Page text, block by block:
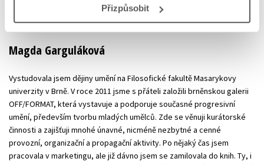
Přizpůsobit
Magda Garguláková
Vystudovala jsem dějiny umění na Filosofické fakultě Masarykovy
univerzity v Brně. V roce 2011 jsme s přáteli založili brněnskou galerii
OFF/FORMAT, která vystavuje a podporuje současné progresivní
umění, především tvorbu mladých umělců. Zde se věnuji kurátorské
činnosti a zajišťuji mnohé únavné, nicméně nezbytné a cenné
provozní, organizační a propagační aktivity. Po nějaký čas jsem
pracovala v marketingu, ale již dávno jsem se zamilovala do knih. Ty, i